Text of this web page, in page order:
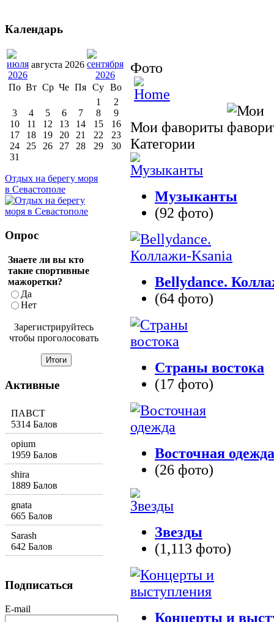
Фото
Мои фавориты
Категории
Музыканты
(92 фото)
Bellydance.
(64 фото)
Страны востока
(17 фото)
Восточная одежда
(26 фото)
Звезды
(1,113 фото)
Концерты и
Календарь
августа 2026
По Вт Ср Че Пя Су Во
1
2
3
4 5 6 7 8
9
10
11 12 13 14 15
16
17
18 19 20 21 22
23
24
25 26 27 28 29
30
31
Отдых на берегу моря
в Севастополе
Опрос
Знаете ли вы кто
такие спортивные
мажоретки?
Да
Нет
Зарегистрируйтесь
чтобы проголосовать
Активные
ПАВСТ
5314 Балов
opium
1959 Балов
shira
1889 Балов
gnata
665 Балов
Sarash
642 Балов
Подписаться
E-mail